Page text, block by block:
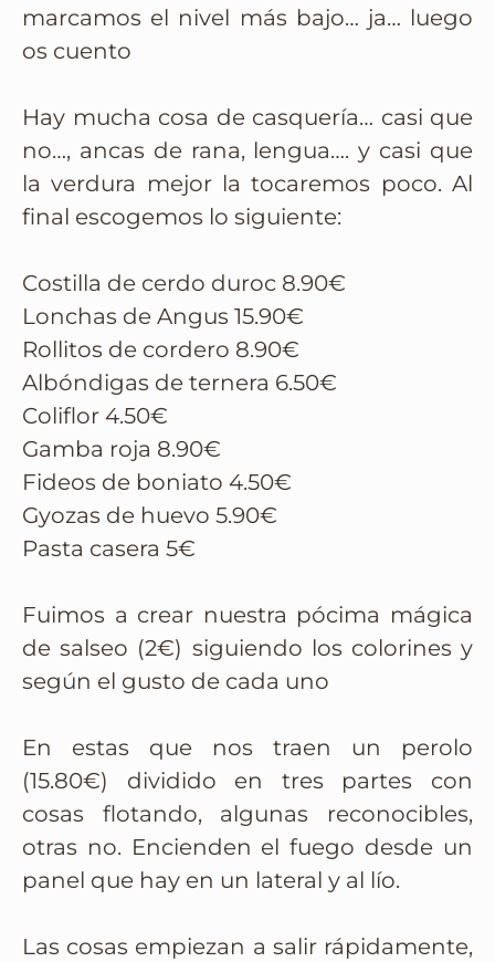
marcamos el nivel más bajo… ja… luego
os cuento
Hay mucha cosa de casquería… casi que
no…, ancas de rana, lengua…. y casi que
la verdura mejor la tocaremos poco. Al
final escogemos lo siguiente:
Costilla de cerdo duroc 8.90€
Lonchas de Angus 15.90€
Rollitos de cordero 8.90€
Albóndigas de ternera 6.50€
Coliflor 4.50€
Gamba roja 8.90€
Fideos de boniato 4.50€
Gyozas de huevo 5.90€
Pasta casera 5€
Fuimos a crear nuestra pócima mágica
de salseo (2€) siguiendo los colorines y
según el gusto de cada uno
En estas que nos traen un perolo
(15.80€) dividido en tres partes con
cosas flotando, algunas reconocibles,
otras no. Encienden el fuego desde un
panel que hay en un lateral y al lío.
Las cosas empiezan a salir rápidamente,